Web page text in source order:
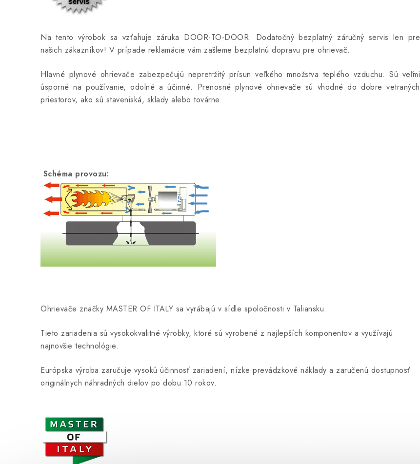
Na tento výrobok sa vzťahuje záruka DOOR-TO-DOOR. Dodatočný bezplatný záručný servis len pre
našich zákazníkov! V prípade reklamácie vám zašleme bezplatnú dopravu pre ohrievač.
Hlavné plynové ohrievače zabezpečujú nepretržitý prísun veľkého množstva teplého vzduchu. Sú veľmi
úsporné na používanie, odolné a účinné. Prenosné plynové ohrievače sú vhodné do dobre vetraných
priestorov, ako sú staveniská, sklady alebo továrne.
Schéma provozu:
Ohrievače značky MASTER OF ITALY sa vyrábajú v sídle spoločnosti v Taliansku.
Tieto zariadenia sú vysokokvalitné výrobky, ktoré sú vyrobené z najlepších komponentov a využívajú
najnovšie technológie.
Európska výroba zaručuje vysokú účinnosť zariadení, nízke prevádzkové náklady a zaručenú dostupnosť
originálnych náhradných dielov po dobu 10 rokov.